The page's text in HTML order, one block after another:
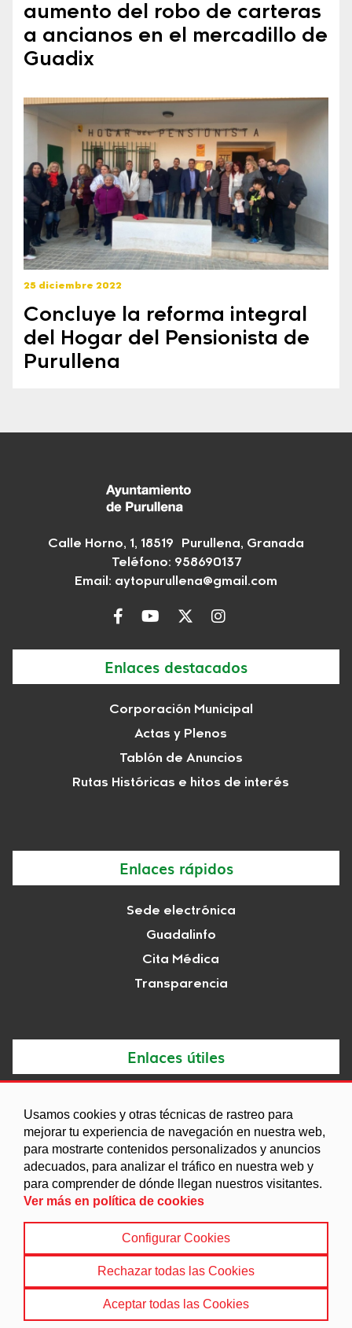
Usamos cookies y otras técnicas de rastreo para
mejorar tu experiencia de navegación en nuestra web,
para mostrarte contenidos personalizados y anuncios
adecuados, para analizar el tráfico en nuestra web y
para comprender de dónde llegan nuestros visitantes.
Ver más en política de cookies
Configurar Cookies
Rechazar todas las Cookies
Aceptar todas las Cookies
aumento del robo de carteras
a ancianos en el mercadillo de
Guadix
25 diciembre 2022
Concluye la reforma integral
del Hogar del Pensionista de
Purullena
Calle Horno, 1, 18519 Purullena, Granada
Teléfono: 958690137
Email: aytopurullena@gmail.com
Enlaces destacados
Corporación Municipal
Actas y Plenos
Tablón de Anuncios
Rutas Históricas e hitos de interés
Enlaces rápidos
Sede electrónica
Guadalinfo
Cita Médica
Transparencia
Enlaces útiles
Agenda
Ordenanzas
Entidades y asociaciones
© 2022 Ayuntamiento de Purullena
Política de Cookies